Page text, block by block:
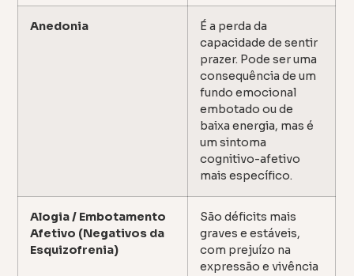
Anedonia
É a perda da
capacidade de sentir
prazer. Pode ser uma
consequência de um
fundo emocional
embotado ou de
baixa energia, mas é
um sintoma
cognitivo-afetivo
mais específico.
Alogia / Embotamento
Afetivo (Negativos da
Esquizofrenia)
São déficits mais
graves e estáveis,
com prejuízo na
expressão e vivência